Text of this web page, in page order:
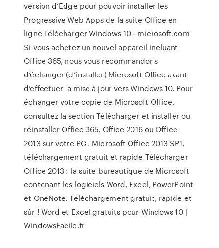
version d’Edge pour pouvoir installer les
Progressive Web Apps de la suite Office en
ligne Télécharger Windows 10 - microsoft.com
Si vous achetez un nouvel appareil incluant
Office 365, nous vous recommandons
d’échanger (d’installer) Microsoft Office avant
d’effectuer la mise à jour vers Windows 10. Pour
échanger votre copie de Microsoft Office,
consultez la section Télécharger et installer ou
réinstaller Office 365, Office 2016 ou Office
2013 sur votre PC . Microsoft Office 2013 SP1,
téléchargement gratuit et rapide Télécharger
Office 2013 : la suite bureautique de Microsoft
contenant les logiciels Word, Excel, PowerPoint
et OneNote. Téléchargement gratuit, rapide et
sûr ! Word et Excel gratuits pour Windows 10 |
WindowsFacile.fr